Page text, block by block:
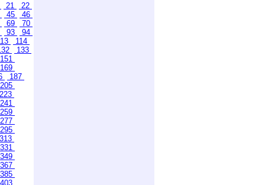
21
22
45
46
69
70
93
94
114
133
187